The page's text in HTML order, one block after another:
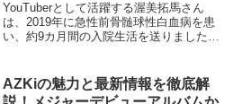
YouTuberとして活躍する渥美拓馬さん
は、2019年に急性前骨髄球性白血病を患
い、約9カ月間の入院生活を送りました。
た。今回は、渥美拓馬さんの妻につい
て、顔写真や年齢...
AZKiの魅力と最新情報を徹底解